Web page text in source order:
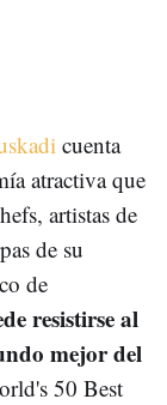
cuenta
atractiva que
artistas de
de su
de
resistirse al
mejor del
50 Best